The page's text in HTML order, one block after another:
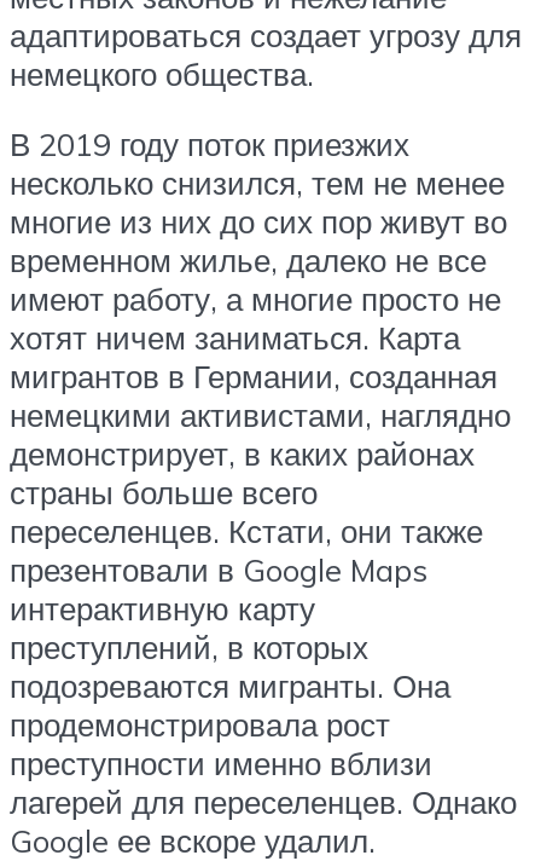
адаптироваться создает угрозу для
немецкого общества.
В 2019 году поток приезжих
несколько снизился, тем не менее
многие из них до сих пор живут во
временном жилье, далеко не все
имеют работу, а многие просто не
хотят ничем заниматься. Карта
мигрантов в Германии, созданная
немецкими активистами, наглядно
демонстрирует, в каких районах
страны больше всего
переселенцев. Кстати, они также
презентовали в Google Maps
интерактивную карту
преступлений, в которых
подозреваются мигранты. Она
продемонстрировала рост
преступности именно вблизи
лагерей для переселенцев. Однако
Google ее вскоре удалил.